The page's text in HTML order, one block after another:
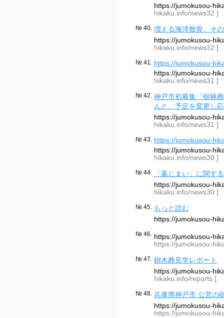
https://jumokusou-
hikaku.info/news32 ]
№ 40. 増える海洋散骨、そ
https://jumokusou-
hikaku.info/news32 ]
№ 41.
https://jumokusou-
https://jumokusou-
hikaku.info/news31 ]
№ 42. 神戸市初募集「樹林
んと、予定を変更し
https://jumokusou-
hikaku.info/news31 ]
№ 43. https://jumokusou-
https://jumokusou-
hikaku.info/news30 ]
№ 44.
「墓じまい」に関す
https://jumokusou-
hikaku.info/news30 ]
№ 45.
もっと読む
https://jumokusou-
№ 46. https://jumokusou-
https://jumokusou-
№ 47. 樹木葬見学レポート
https://jumokusou-
hikaku.info/reports ]
№ 48. 兵庫県神戸市 公営の
https://jumokusou-
https://jumokusou-